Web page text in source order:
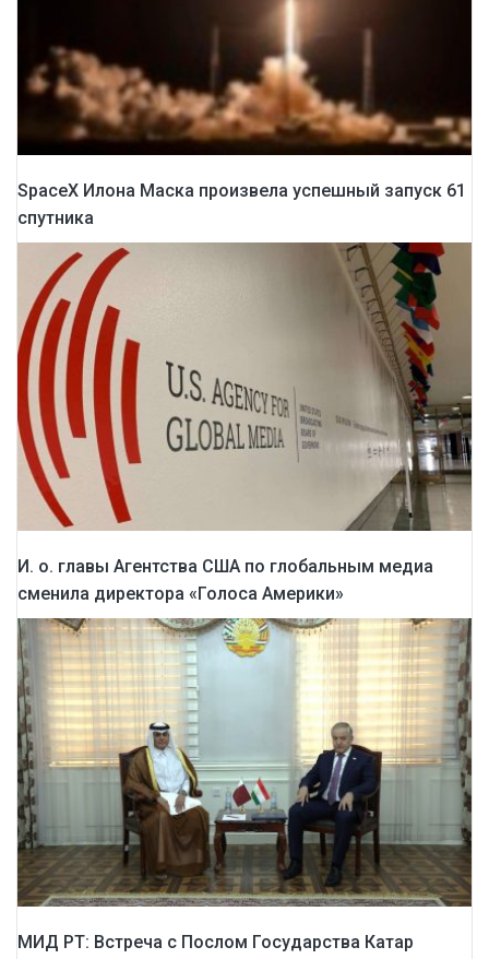
SpaceX Илона Маска произвела успешный запуск 61
спутника
И. о. главы Агентства США по глобальным медиа
сменилa директора «Голоса Америки»
МИД РТ: Встреча с Послом Государства Катар